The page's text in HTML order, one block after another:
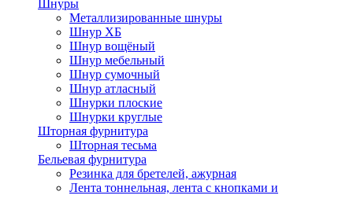
Шнуры
Металлизированные шнуры
Шнур ХБ
Шнур вощёный
Шнур мебельный
Шнур сумочный
Шнур атласный
Шнурки плоские
Шнурки круглые
Шторная фурнитура
Шторная тесьма
Бельевая фурнитура
Резинка для бретелей, ажурная
Лента тоннельная, лента с кнопками и